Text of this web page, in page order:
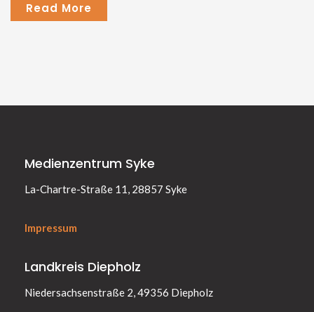
Read More
Medienzentrum Syke
La-Chartre-Straße 11, 28857 Syke
Impressum
Landkreis Diepholz
Niedersachsenstraße 2, 49356 Diepholz